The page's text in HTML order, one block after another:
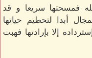
فمسحتها سريعا و قد
أبدا لتحطيم حياتها
إلا بإرادتها فهبت